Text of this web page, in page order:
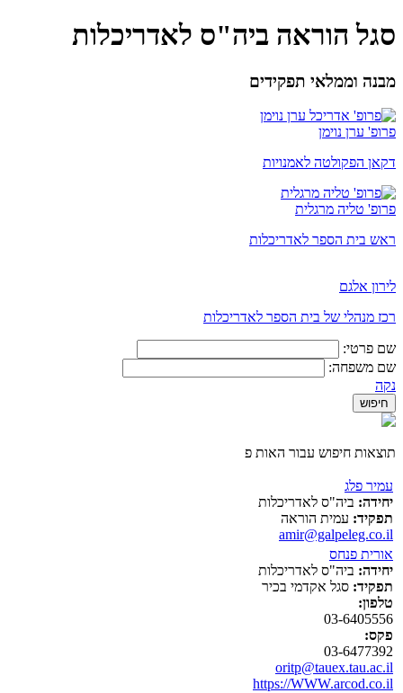
סגל הוראה ביה"ס לאדריכלות
מבנה וממלאי תפקידים
פרופ' ערן נוימן
דקאן הפקולטה לאמנויות
פרופ' טליה מרגלית
ראש בית הספר לאדריכלות
לירון אלגם
רכז מנהלי של בית הספר לאדריכלות
שם פרטי:
שם משפחה:
נקה
תוצאות חיפוש עבור האות פ
עמיר פלג
יחידה: ביה"ס לאדריכלות
תפקיד: עמית הוראה
amir@galpeleg.co.il
אורית פנחס
יחידה: ביה"ס לאדריכלות
תפקיד: סגל אקדמי בכיר
טלפון:
03-6405556
פקס:
03-6477392
oritp@tauex.tau.ac.il
https://WWW.arcod.co.il